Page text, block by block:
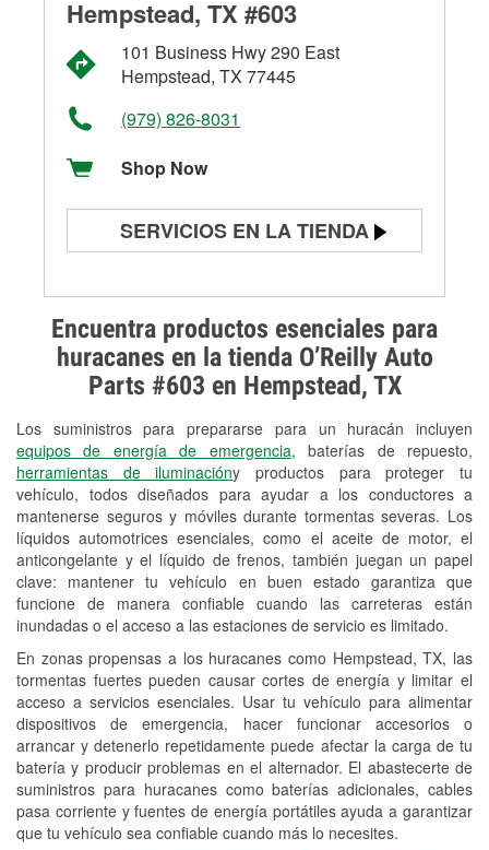
Encuentra productos esenciales para
huracanes en la tienda O’Reilly Auto
Parts #603 en Hempstead, TX
Los suministros para prepararse para un huracán incluyen
equipos de energía de emergencia, baterías de repuesto,
herramientas de iluminacióny productos para proteger tu
vehículo, todos diseñados para ayudar a los conductores a
mantenerse seguros y móviles durante tormentas severas. Los
líquidos automotrices esenciales, como el aceite de motor, el
anticongelante y el líquido de frenos, también juegan un papel
clave: mantener tu vehículo en buen estado garantiza que
funcione de manera confiable cuando las carreteras están
inundadas o el acceso a las estaciones de servicio es limitado.
En zonas propensas a los huracanes como Hempstead, TX, las
tormentas fuertes pueden causar cortes de energía y limitar el
acceso a servicios esenciales. Usar tu vehículo para alimentar
dispositivos de emergencia, hacer funcionar accesorios o
arrancar y detenerlo repetidamente puede afectar la carga de tu
batería y producir problemas en el alternador. El abastecerte de
suministros para huracanes como baterías adicionales, cables
pasa corriente y fuentes de energía portátiles ayuda a garantizar
que tu vehículo sea confiable cuando más lo necesites.
Hempstead, TX #603
101 Business Hwy 290 East
Hempstead, TX 77445
(979) 826-8031
Shop Now
SERVICIOS EN LA TIENDA
Prueba de alternadores y
arrancadores
Revisión de la luz "Check Engine"
Reciclaje de baterías y aceite
Instalación de bombillas de faros
Instalación de limpiaparabrisas
Programa de Préstamo de
Herramientas
Rectificación de tambores y discos de
freno
Mangueras hidráulicas a la medida
Hurricane Supplies
Tornado Supplies
Conoce más